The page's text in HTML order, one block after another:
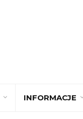
INFORMACJE